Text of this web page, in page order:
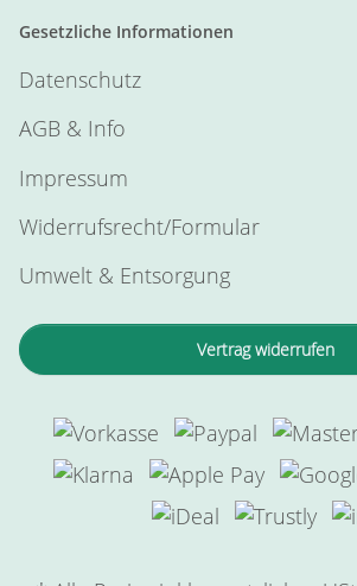
Gesetzliche Informationen
Datenschutz
AGB & Info
Impressum
Widerrufsrecht/Formular
Umwelt & Entsorgung
Vertrag widerrufen